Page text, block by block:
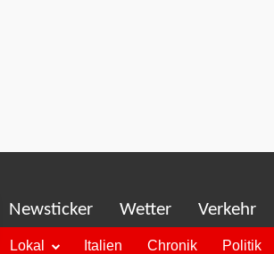
Newsticker Wetter Verkehr
Lokal Italien Chronik Politik